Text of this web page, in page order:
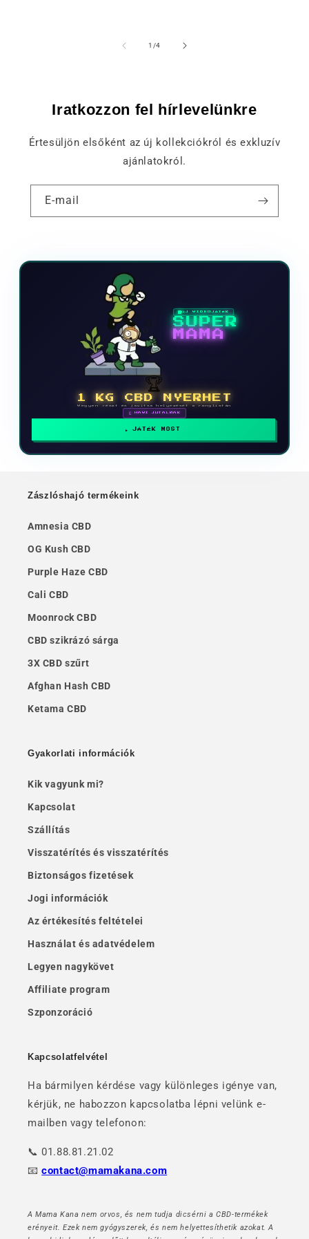
1 /of
4
Iratkozzon fel hírlevelünkre
Értesüljön elsőként az új kollekciókról és exkluzív
ajánlatokról.
E-mail
ÚJ VIDEOJÁTÉK
SUPER
MAMA
🏆
1 KG CBD NYERHET
Vegyen részt és javítsa helyezését a ranglistán
🗓 HAVI JUTALMAK
JÁTÉK MOST
Zászlóshajó termékeink
Amnesia CBD
OG Kush CBD
Purple Haze CBD
Cali CBD
Moonrock CBD
CBD szikrázó sárga
3X CBD szűrt
Afghan Hash CBD
Ketama CBD
Gyakorlati információk
Kik vagyunk mi?
Kapcsolat
Szállítás
Visszatérítés és visszatérítés
Biztonságos fizetések
Jogi információk
Az értékesítés feltételei
Használat és adatvédelem
Legyen nagykövet
Affiliate program
Szponzoráció
Kapcsolatfelvétel
Ha bármilyen kérdése vagy különleges igénye van,
kérjük, ne habozzon kapcsolatba lépni velünk e-
mailben vagy telefonon:
📞 01.88.81.21.02
📧contact@mamakana.com
A Mama Kana nem orvos, és nem tudja dicsérni a CBD-termékek
erényeit. Ezek nem gyógyszerek, és nem helyettesíthetik azokat. A